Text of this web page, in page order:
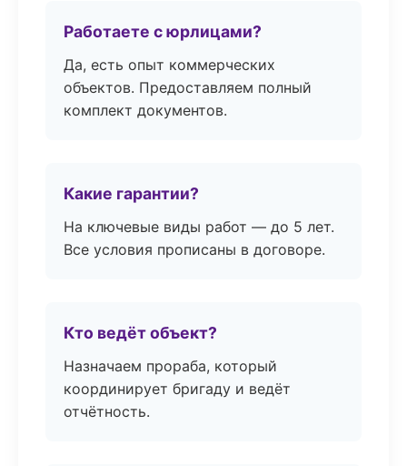
Работаете с юрлицами?
Да, есть опыт коммерческих
объектов. Предоставляем полный
комплект документов.
Какие гарантии?
На ключевые виды работ — до 5 лет.
Все условия прописаны в договоре.
Кто ведёт объект?
Назначаем прораба, который
координирует бригаду и ведёт
отчётность.